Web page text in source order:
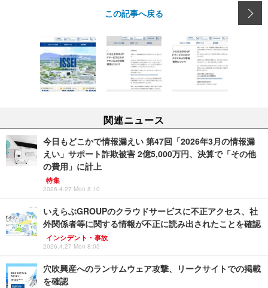
この記事へ戻る
関連ニュース
今日もどこかで情報漏えい 第47回「2026年3月の情報漏
えい」サポート詐欺被害 2億5,000万円、決算で「その他
の費用」に計上
特集
2026.4.27 Mon 8:10
いえらぶGROUPのクラウドサービスに不正アクセス、社
外関係者等に関する情報が不正に読み出されたことを確認
インシデント・事故
2026.4.27 Mon 8:05
穴吹興産へのランサムウェア攻撃、リークサイトでの掲載
を確認